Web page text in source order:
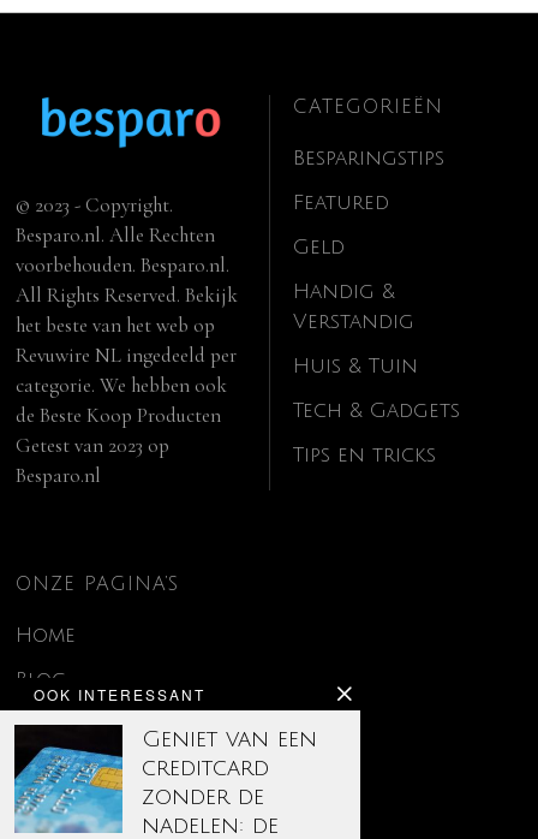
OOK INTERESSANT
Geniet van een
creditcard
zonder de
nadelen: de
© 2023 - Copyright.
Besparo.nl. Alle Rechten
voorbehouden. Besparo.nl.
All Rights Reserved. Bekijk
het beste van het web op
Revuwire NL ingedeeld per
categorie. We hebben ook
deBeste Koop Producten
Getest van 2023 op
Besparo.nl
CATEGORIEËN
Besparingstips
Featured
Geld
Handig &
Verstandig
Huis & Tuin
Tech & Gadgets
Tips en tricks
ONZE PAGINA’S
Home
Blog
Contact
Disclaimer
Over ons